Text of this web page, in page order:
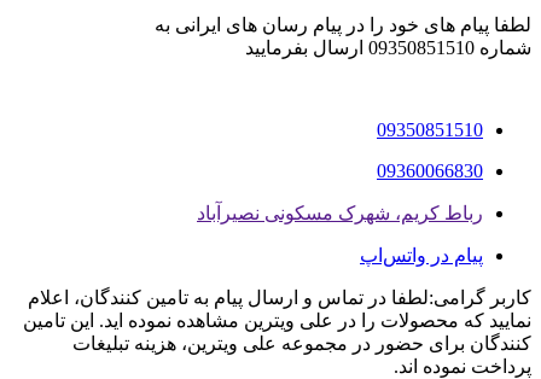
لطفا پیام های خود را در پیام رسان های ایرانی به
شماره 09350851510 ارسال بفرمایید
09350851510
09360066830
رباط کریم، شهرک مسکونی نصیرآباد
پیام در واتس‌اپ
کاربر گرامی:لطفا در تماس و ارسال پیام به تامین کنندگان، اعلام
نمایید که محصولات را در علی ویترین مشاهده نموده اید. این تامین
کنندگان برای حضور در مجموعه علی ویترین، هزینه تبلیغات
پرداخت نموده اند.